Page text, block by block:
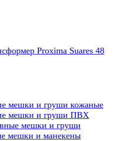
Proxima Suares 48
мешки и груши кожаные
мешки и груши ПВХ
мешки и груши
мешки и манекены